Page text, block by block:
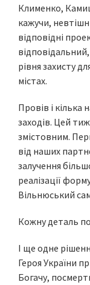
Клименко,
кажучи,
відповідні
рівня захисту
містах.
Провів і
заходів. Цей
змістовним.
від наших
залучення
реалізації
Вільнюський
Кожну деталь
І ще одне
Героя України
Богачу,